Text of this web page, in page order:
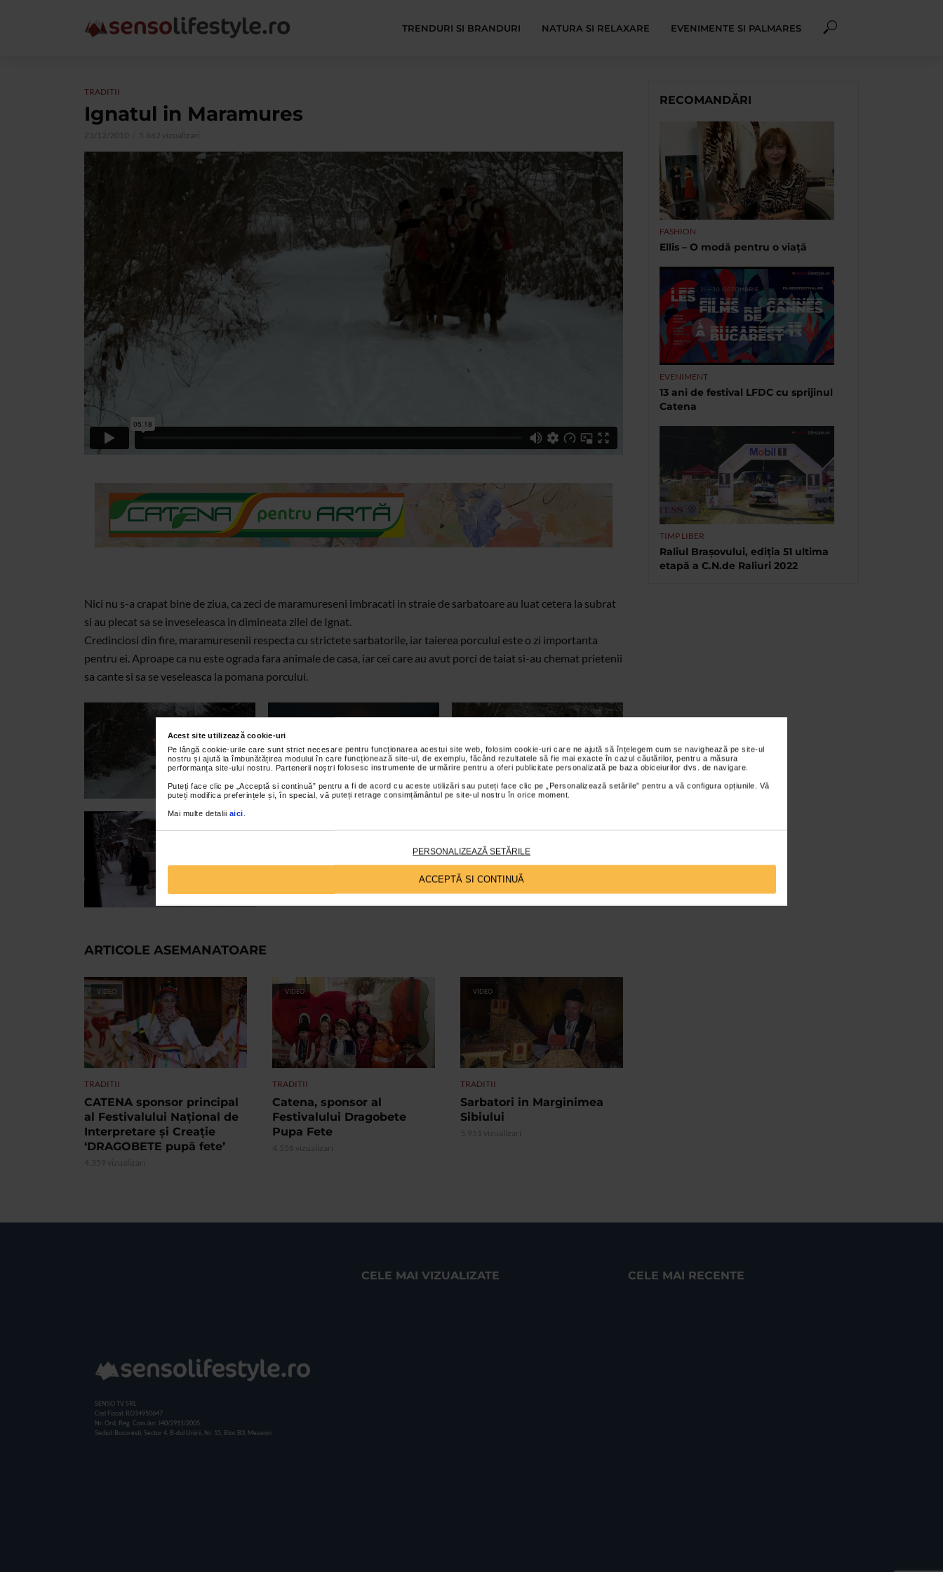
Acest site utilizează cookie-uri
Pe lângă cookie-urile care sunt strict necesare pentru funcționarea acestui site web, folosim cookie-uri care ne ajută să înțelegem cum se navighează pe site-ul
nostru și ajută la îmbunătățirea modului în care funcționează site-ul, de exemplu, făcând rezultatele să fie mai exacte în cazul căutărilor, pentru a măsura
performanța site-ului nostru. Partenerii noștri folosesc instrumente de urmărire pentru a oferi publicitate personalizată pe baza obiceiurilor dvs. de navigare.
Puteți face clic pe „Acceptă si continuă” pentru a fi de acord cu aceste utilizări sau puteți face clic pe „Personalizează setările” pentru a vă configura opțiunile. Vă
puteți modifica preferințele și, în special, vă puteți retrage consimțământul pe site-ul nostru în orice moment.
Mai multe detalii aici
PERSONALIZEAZĂ SETĂRILE
ACCEPTĂ SI CONTINUĂ
TRENDURI SI BRANDURI NATURA SI RELAXARE EVENIMENTE SI PALMARES
TRADITII
Ignatul in Maramures
23/12/2010 5.862 vizualizari
Nici nu s-a crapat bine de ziua, ca zeci de maramureseni imbracati in straie de sarbatoare au luat cetera la subrat
si au plecat sa se inveseleasca in dimineata zilei de Ignat.
Credinciosi din fire, maramuresenii respecta cu strictete sarbatorile, iar taierea porcului este o zi importanta
pentru ei. Aproape ca nu este ograda fara animale de casa, iar cei care au avut porci de taiat si-au chemat prietenii
sa cante si sa se veseleasca la pomana porcului.
ARTICOLE ASEMANATOARE
VIDEO
TRADITII
CATENA sponsor principal
al Festivalului Național de
Interpretare și Creație
‘DRAGOBETE pupă fete’
4.359 vizualizari
VIDEO
TRADITII
Catena, sponsor al
Festivalului Dragobete
Pupa Fete
4.556 vizualizari
VIDEO
TRADITII
Sarbatori in Marginimea
Sibiului
5.951 vizualizari
RECOMANDĂRI
FASHION
Ellis – O modă pentru o viață
EVENIMENT
13 ani de festival LFDC cu sprijinul
Catena
TIMP LIBER
Raliul Brașovului, ediția 51 ultima
etapă a C.N.de Raliuri 2022
SENSO TV SRL
Cod Fiscal: RO14950647
Nr. Ord. Reg. Com./an: J40/2911/2005
Sediul: Bucuresti, Sector 4, B-dul Unirii, Nr. 15, Bloc B3, Mezanin
CELE MAI VIZUALIZATE CELE MAI RECENTE